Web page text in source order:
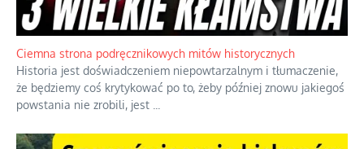
Szlachetna duma z historycznego braku rozsądku
Jednym z dziedzictw polskiej kontrreformacji jest skłonność do
oceniania wszystkiego w kategoriach moralnych, w tym
również polityki międzynarodowej, a...